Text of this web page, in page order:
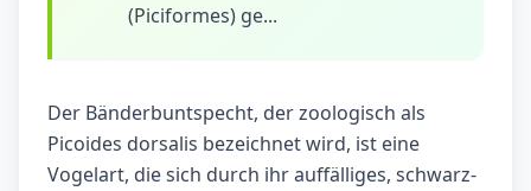
(Piciformes) ge...
Der Bänderbuntspecht, der zoologisch als
Picoides dorsalis bezeichnet wird, ist eine
Vogelart, die sich durch ihr auffälliges, schwarz-